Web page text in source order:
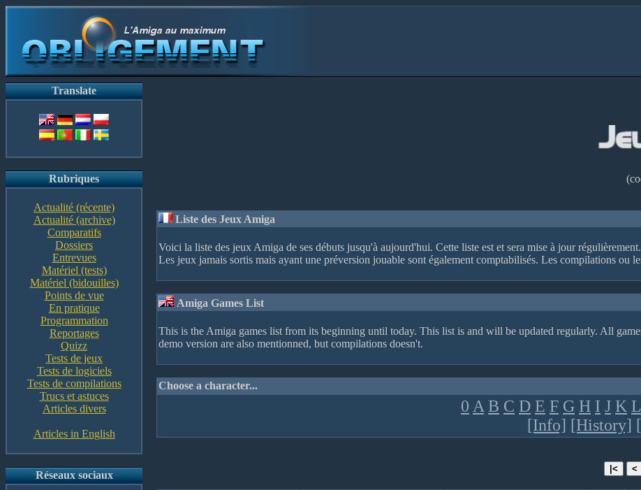
Translate
Rubriques
Actualité (récente)
Actualité (archive)
Comparatifs
Dossiers
Entrevues
Matériel (tests)
Matériel (bidouilles)
Points de vue
En pratique
Programmation
Reportages
Quizz
Tests de jeux
Tests de logiciels
Tests de compilations
Trucs et astuces
Articles divers
Articles in English
Réseaux sociaux
Liste des Jeux Amiga
Voici la liste des jeux Amiga de ses débuts jusqu'à aujourd'hui. Cette liste est et sera mise à jour
Les jeux jamais sortis mais ayant une préversion jouable sont également comptabilisés. Les compilations ou
Amiga Games List
This is the Amiga games list from its beginning until today. This list is and will be updated regularly. All
demo version are also mentionned, but compilations doesn't.
Choose a character...
0 A B C D E F G H I J K L
[Info] [History]